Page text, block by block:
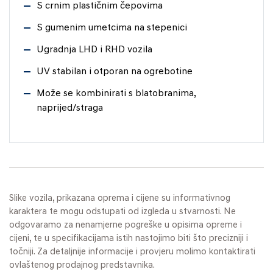
S crnim plastičnim čepovima
S gumenim umetcima na stepenici
Ugradnja LHD i RHD vozila
UV stabilan i otporan na ogrebotine
Može se kombinirati s blatobranima,
naprijed/straga
Slike vozila, prikazana oprema i cijene su informativnog
karaktera te mogu odstupati od izgleda u stvarnosti. Ne
odgovaramo za nenamjerne pogreške u opisima opreme i
cijeni, te u specifikacijama istih nastojimo biti što precizniji i
točniji. Za detaljnije informacije i provjeru molimo kontaktirati
ovlaštenog prodajnog predstavnika.